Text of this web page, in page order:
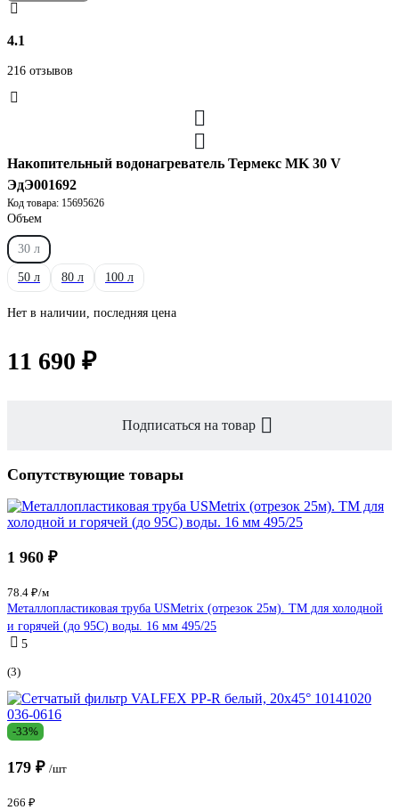
4.1
216 отзывов
Накопительный водонагреватель Термекс MK 30 V
ЭдЭ001692
Код товара: 15695626
Объем
30 л
50 л 80 л 100 л
Нет в наличии, последняя цена
11 690 ₽
Подписаться на товар
Сопутствующие товары
1 960 ₽
78.4 ₽/м
Металлопластиковая труба USMetrix (отрезок 25м). ТМ для холодной
и горячей (до 95С) воды. 16 мм 495/25
5
(3)
-33%
179 ₽ /шт
266 ₽